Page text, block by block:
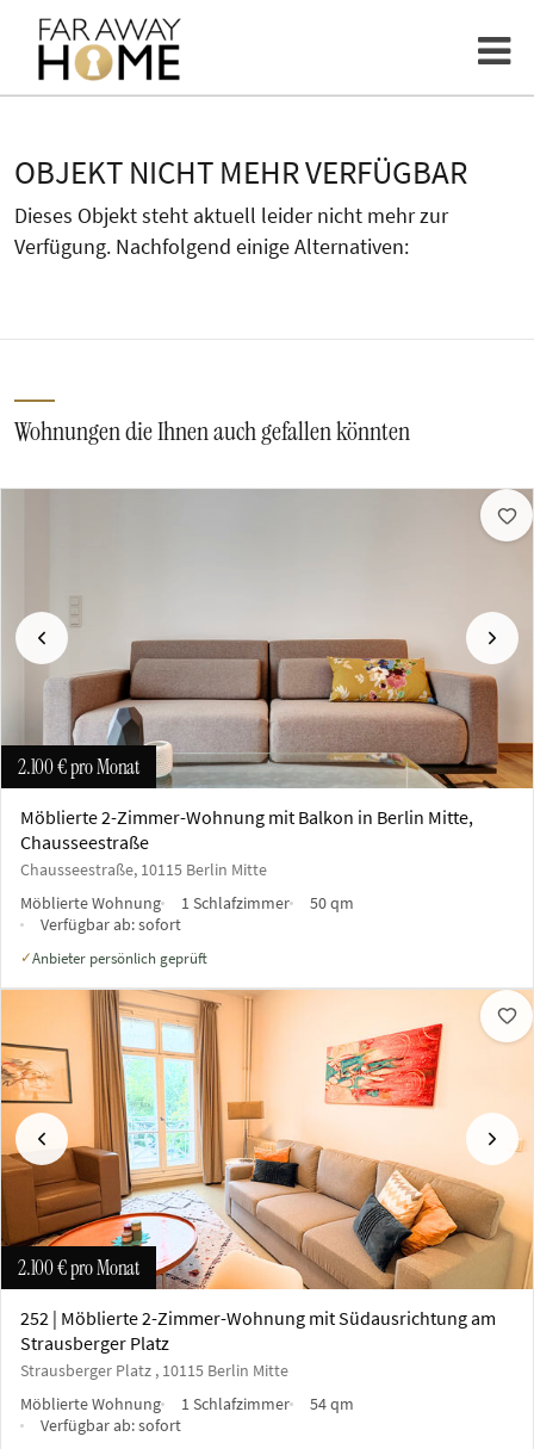
OBJEKT NICHT MEHR VERFÜGBAR
Dieses Objekt steht aktuell leider nicht mehr zur
Verfügung. Nachfolgend einige Alternativen:
Wohnungen die Ihnen auch gefallen könnten
Vorherige
2.100 €pro Monat
Möblierte 2-Zimmer-Wohnung mit Balkon in Berlin Mitte,
Chausseestraße
Chausseestraße, 10115 Berlin Mitte
Möblierte Wohnung
1 Schlafzimmer
50 qm
Verfügbar ab:sofort
✓Anbieter persönlich geprüft
Vorherige
2.100 €pro Monat
252 | Möblierte 2-Zimmer-Wohnung mit Südausrichtung am
Strausberger Platz
Strausberger Platz , 10115 Berlin Mitte
Möblierte Wohnung
1 Schlafzimmer
54 qm
Verfügbar ab:sofort